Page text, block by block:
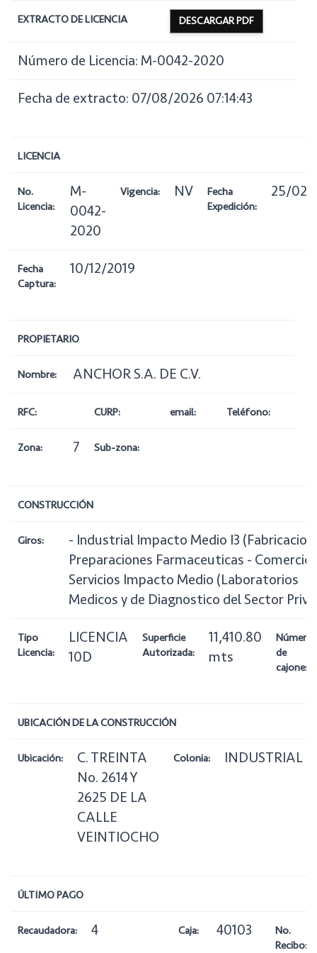
EXTRACTO DE LICENCIA DESCARGAR PDF
Número de Licencia: M-0042-2020
Fecha de extracto: 07/08/2026 07:14:43
LICENCIA
No.
Licencia:
M-
0042-
2020
Vigencia: NV
Fecha
Expedición:
25/02/
Fecha
Captura:
10/12/2019
PROPIETARIO
Nombre: ANCHOR S.A. DE C.V.
RFC: CURP: email: Teléfono:
Zona: 7 Sub-zona:
CONSTRUCCIÓN
Giros:
- Industrial Impacto Medio I3 (Fabricacion
Preparaciones Farmaceuticas - Comercio
Servicios Impacto Medio (Laboratorios
Medicos y de Diagnostico del Sector
Tipo
Licencia:
LICENCIA
10D
Superficie
Autorizada:
11,410.80
mts
Número
de
cajones:
UBICACIÓN DE LA CONSTRUCCIÓN
Ubicación:
C. TREINTA
No. 2614 Y
2625 DE LA
CALLE
VEINTIOCHO
Colonia: INDUSTRIAL
ÚLTIMO PAGO
Recaudadora: 4 Caja: 40103
No.
Recibo: